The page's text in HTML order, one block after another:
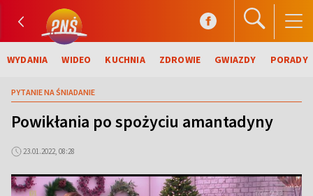
WYDANIA WIDEO KUCHNIA ZDROWIE GWIAZDY PORADY
PYTANIE NA ŚNIADANIE
Powikłania po spożyciu amantadyny
23.01.2022, 08:28